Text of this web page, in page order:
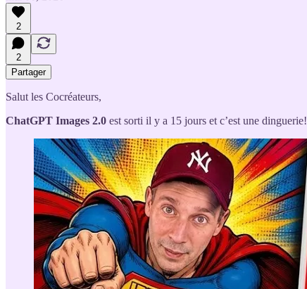
2
2
Partager
Salut les Cocréateurs,
ChatGPT Images 2.0 est sorti il y a 15 jours et c’est une dinguerie!